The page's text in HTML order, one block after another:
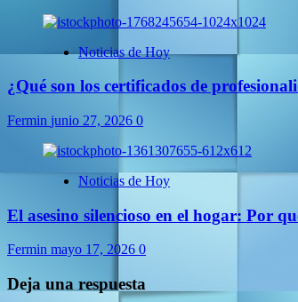
Noticias de Hoy
¿Qué son los certificados de
Fermin junio 27, 2026 0
Noticias de Hoy
El asesino silencioso en el hogar: Por
Fermin mayo 17, 2026 0
Deja una respuesta